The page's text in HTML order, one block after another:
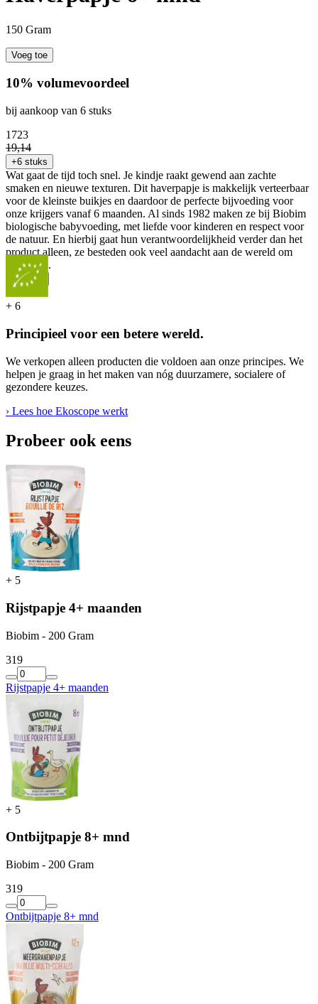
150 Gram
Voeg toe
10% volumevoordeel
bij aankoop van 6 stuks
1723
19,14
+6 stuks
Wat gaat de tijd toch snel. Je kindje raakt gewend aan zachte
smaken en nieuwe texturen. Dit haverpapje is makkelijk verteerbaar
voor de kleinste buikjes en daardoor de perfecte bijvoeding voor
onze krijgers vanaf 6 maanden. Al sinds 1982 maken ze bij Biobim
biologische babyvoeding, met liefde voor kinderen en respect voor
de natuur. En hierbij gaat hun verantwoordelijkheid verder dan het
product alleen, ze besteden ook veel aandacht aan de wereld om
zich heen.
... Meer
+ 6
Principieel voor een betere wereld.
We verkopen alleen producten die voldoen aan onze principes. We
helpen je graag in het maken van nóg duurzamere, socialere of
gezondere keuzes.
› Lees hoe Ekoscope werkt
Probeer ook eens
+ 5
Rijstpapje 4+ maanden
Biobim - 200 Gram
319
Rijstpapje 4+ maanden
+ 5
Ontbijtpapje 8+ mnd
Biobim - 200 Gram
319
Ontbijtpapje 8+ mnd